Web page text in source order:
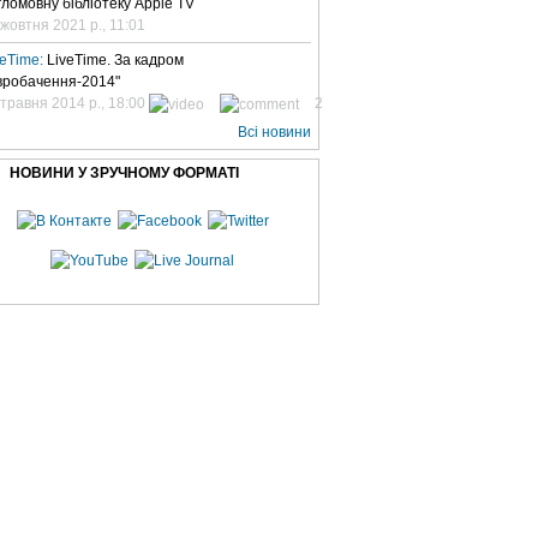
бібліотеку Apple TV
2021 р., 11:01
LiveTime. За кадром
2014"
2014 р., 18:00
2
Всі новини
НОВИНИ У ЗРУЧНОМУ ФОРМАТІ